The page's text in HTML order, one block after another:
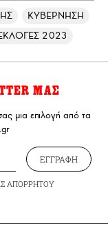
ΚΥΒΕΡΝΗΣΗ
2023
ΜΑΣ
μια επιλογή από τα
ΕΓΓΡΑΦΗ
ΑΠΟΡΡΗΤΟΥ